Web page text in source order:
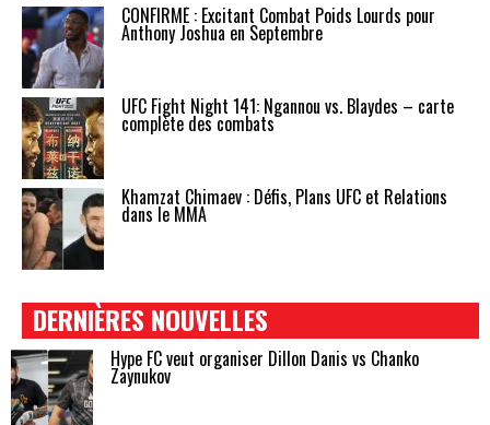
CONFIRMÉ : Excitant Combat Poids Lourds pour
Anthony Joshua en Septembre
UFC Fight Night 141: Ngannou vs. Blaydes – carte
complète des combats
Khamzat Chimaev : Défis, Plans UFC et Relations
dans le MMA
DERNIÈRES NOUVELLES
Hype FC veut organiser Dillon Danis vs Chanko
Zaynukov